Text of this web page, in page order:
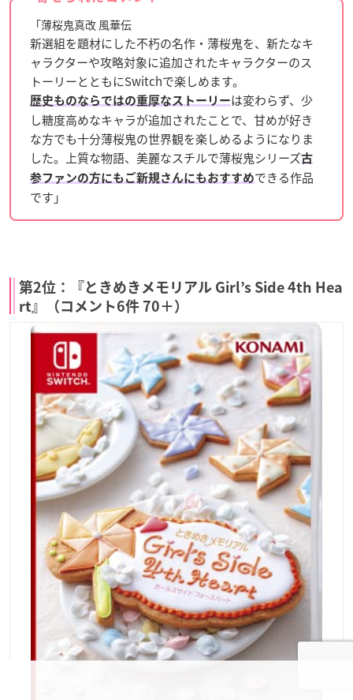
「薄桜鬼真改 風華伝
新選組を題材にした不朽の名作・薄桜鬼を、新たなキ
ャラクターや攻略対象に追加されたキャラクターのス
トーリーとともにSwitchで楽しめます。
歴史ものならではの重厚なストーリーは変わらず、少
し糖度高めなキャラが追加されたことで、甘めが好き
な方でも十分薄桜鬼の世界観を楽しめるようになりま
した。上質な物語、美麗なスチルで薄桜鬼シリーズ古
参ファンの方にもご新規さんにもおすすめできる作品
です」
第2位：『ときめきメモリアル Girl’s Side 4th Hea
rt』（コメント6件 70＋）